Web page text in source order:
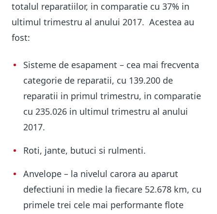
totalul reparatiilor, in comparatie cu 37% in
ultimul trimestru al anului 2017. Acestea au
fost:
Sisteme de esapament – cea mai frecventa
categorie de reparatii, cu 139.200 de
reparatii in primul trimestru, in comparatie
cu 235.026 in ultimul trimestru al anului
2017.
Roti, jante, butuci si rulmenti.
Anvelope – la nivelul carora au aparut
defectiuni in medie la fiecare 52.678 km, cu
primele trei cele mai performante flote